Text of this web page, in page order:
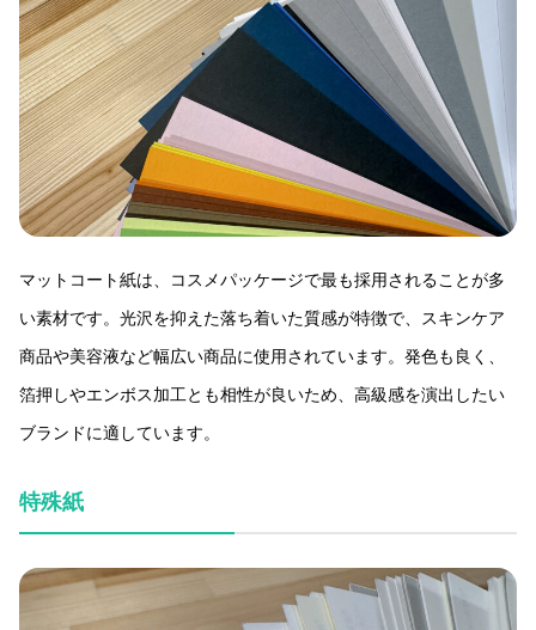
マットコート紙は、コスメパッケージで最も採用されることが多
い素材です。光沢を抑えた落ち着いた質感が特徴で、スキンケア
商品や美容液など幅広い商品に使用されています。発色も良く、
箔押しやエンボス加工とも相性が良いため、高級感を演出したい
ブランドに適しています。
特殊紙